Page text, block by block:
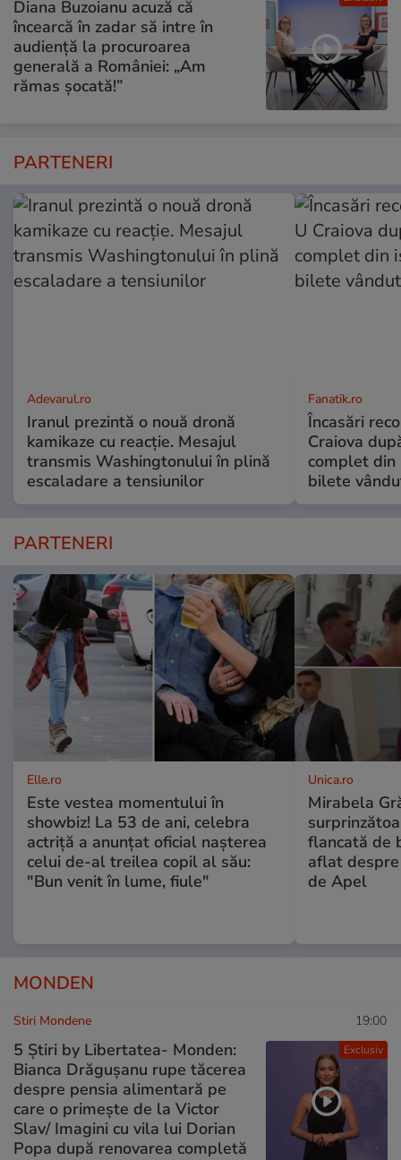
Diana Buzoianu acuză că
încearcă în zadar să intre în
audiență la procuroarea
generală a României: „Am
rămas șocată!”
PARTENERI
Adevarul.ro
Iranul prezintă o nouă dronă
kamikaze cu reacție. Mesajul
transmis Washingtonului în plină
escaladare a tensiunilor
Fanatik.ro
Încasări
Craiova
complet din
bilete
PARTENERI
Elle.ro
Este vestea momentului în
showbiz! La 53 de ani, celebra
actriță a anunțat oficial nașterea
celui de-al treilea copil al său:
"Bun venit în lume, fiule"
Unica.ro
Mirabela
flancată de
aflat
de Apel
MONDEN
Exclusiv
Stiri Mondene 19:00
5 Știri by Libertatea- Monden:
Bianca Drăgușanu rupe tăcerea
despre pensia alimentară pe
care o primește de la Victor
Slav/ Imagini cu vila lui Dorian
Popa după renovarea completă